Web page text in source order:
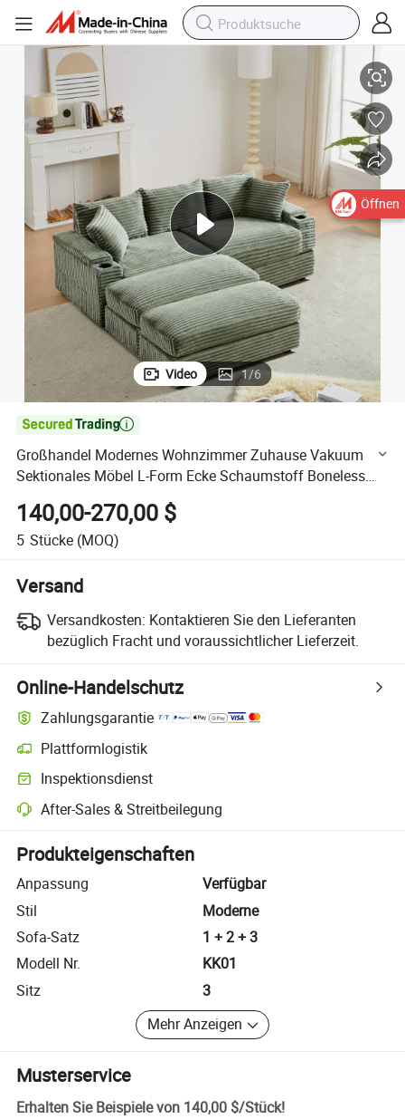
Form Ecke Schaumstoff Boneless Komprimiert Stoff Sofa für Hotel
Großhandel Modernes Wohnzimmer Zuhause Vakuum Sektionales
Video 1/6

Großhandel Modernes Wohnzimmer Zuhause Vakuum
Sektionales Möbel L-Form Ecke Schaumstoff Boneless
Komprimiert Stoff Sofa für Hotel Wohnung Villa
140,00-270,00 $
5 Stücke (MOQ)
Versand
Versandkosten: Kontaktieren Sie den Lieferanten
bezüglich Fracht und voraussichtlicher Lieferzeit.
Online-Handelschutz
Zahlungsgarantie
Plattformlogistik
Klarere Sendungsverfolgung mit plattformunterstützter Logistik
Inspektionsdienst
Optionale Vorabinspektion zur Überprüfung von Qualität und Menge
After-Sales & Streitbeilegung
Plattformgestützte Streitbeilegung, einschließlich Rückerstattungen
Produkteigenschaften
Anpassung
Verfügbar
Stil
Moderne
Sofa-Satz
1 + 2 + 3
Modell Nr.
KK01
Sitz
3
Mehr Anzeigen
Musterservice
Erhalten Sie Beispiele von 140,00 $/Stück!
Öffnen